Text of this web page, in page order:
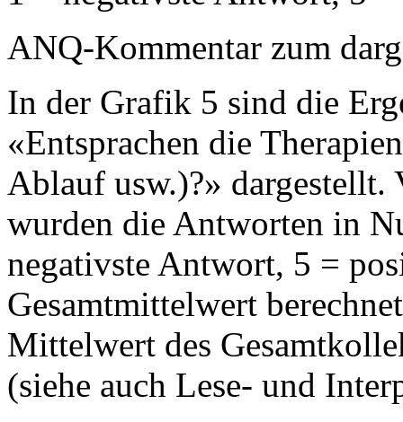
ANQ-Kommentar zum
In der Grafik 5 sind die
«Entsprachen die
Ablauf usw.)?» dargestellt.
wurden die Antworten in
negativste Antwort, 5 =
Gesamtmittelwert
Mittelwert des
(siehe auch Lese- und